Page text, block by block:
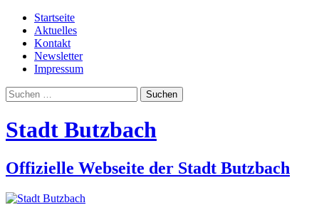
Startseite
Aktuelles
Kontakt
Newsletter
Impressum
Suchen
nach:
Stadt Butzbach
Offizielle Webseite der Stadt Butzbach